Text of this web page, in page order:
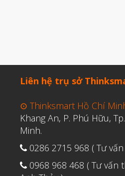
Liên hệ trụ sở
⊙ Thinksmart Hồ Chí
Khang An, P. Phú Hữu,
Minh.
0286 2715 968 ( Tư
0968 968 468 ( Tư